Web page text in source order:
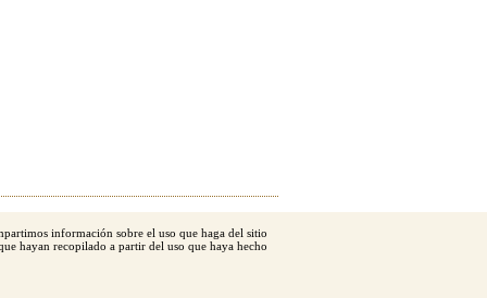
Retrieverinformación sobre el uso que haga del sitio
hayan recopilado a partir del uso que haya hecho